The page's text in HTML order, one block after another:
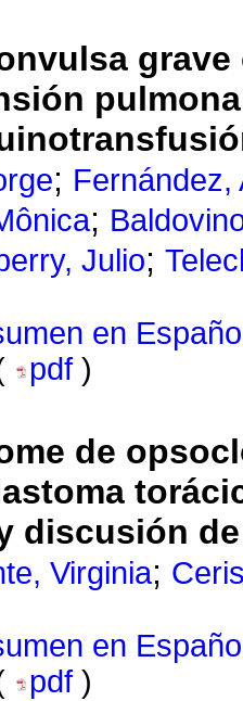
; Fernández,
;
Julio;
en
pdf )
de
discusión
Virginia;
en
pdf )